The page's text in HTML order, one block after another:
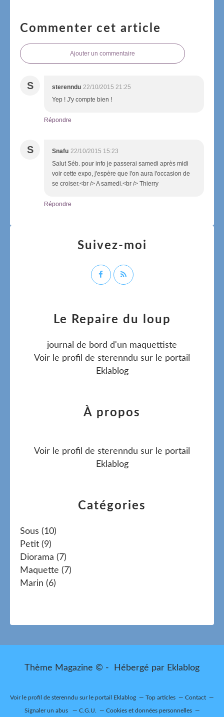
Commenter cet article
Ajouter un commentaire
S sterenndu 22/10/2015 21:25
Yep ! J'y compte bien !
Répondre
S Snafu 22/10/2015 15:23
Salut Séb. pour info je passerai samedi après midi
voir cette expo, j'espère que l'on aura l'occasion de
se croiser.<br /> A samedi.<br /> Thierry
Répondre
Catégories
Sous (10)
Petit (9)
Diorama (7)
Maquette (7)
Marin (6)
Le Repaire du loup
journal de bord d'un maquettiste
Voir le profil de sterenndu sur le portail
Eklablog
Suivez-moi
À propos
Voir le profil de sterenndu sur le portail
Eklablog
Thème Magazine © - Hébergé par Eklablog
Voir le profil de sterenndu sur le portail Eklablog Top articles Contact
Signaler un abus C.G.U. Cookies et données personnelles